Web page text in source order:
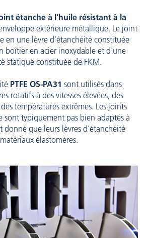
étanche à l’huile résistant à la
extérieure métallique. Le joint
en une lèvre d’étanchéité constituée
boîtier en acier inoxydable et d'une
statique constituée de FKM.
PTFE OS-PA31 sont utilisés dans
rotatifs à des vitesses élevées, des
températures extrêmes. Les joints
sont typiquement pas bien adaptés à
donné que leurs lèvres d’étanchéité
élastomères.